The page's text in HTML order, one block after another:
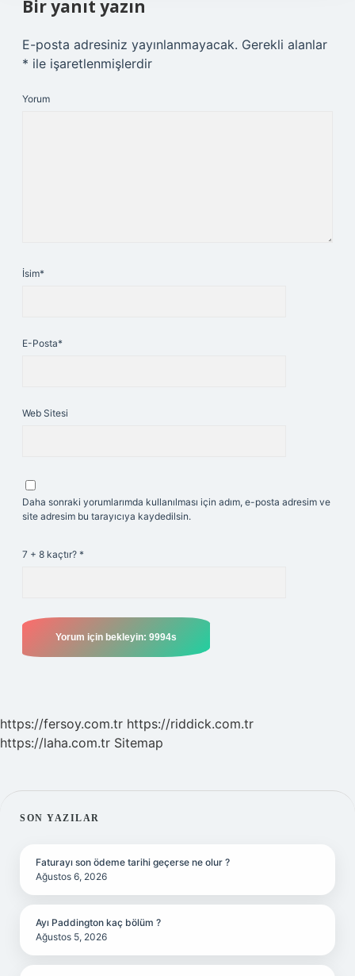
Bir yanıt yazın
E-posta adresiniz yayınlanmayacak. Gerekli alanlar
* ile işaretlenmişlerdir
Yorum
İsim*
E-Posta*
Web Sitesi
Daha sonraki yorumlarımda kullanılması için adım, e-posta adresim ve
site adresim bu tarayıcıya kaydedilsin.
7 + 8 kaçtır? *
https://fersoy.com.tr https://riddick.com.tr
https://laha.com.tr Sitemap
SIDEBAR
SON YAZILAR
Faturayı son ödeme tarihi geçerse ne olur ?
Ağustos 6, 2026
Ayı Paddington kaç bölüm ?
Ağustos 5, 2026